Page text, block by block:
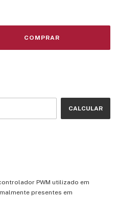
CALCULAR
PWM utilizado em
presentes em